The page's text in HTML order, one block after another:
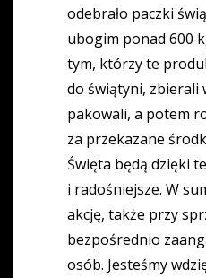
odebrało paczki
ubogim ponad 600
tym, którzy te
do świątyni, zbierali
pakowali, a potem
za przekazane
Święta będą dzięki
i radośniejsze. W
akcję, także przy
bezpośrednio
osób. Jesteśmy